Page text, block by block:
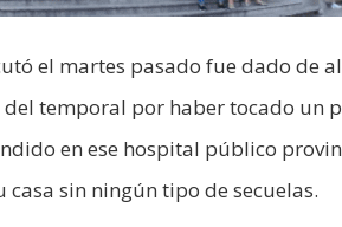
el martes pasado fue dado de
temporal por haber tocado un
en ese hospital público
sin ningún tipo de secuelas.